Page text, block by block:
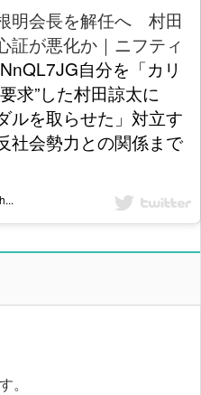
明会長を解任へ 村田
証が悪化か｜ニフティ
自分を「カリ
求”した村田諒太に
ルを取らせた」対立す
社会勢力との関係まで
。